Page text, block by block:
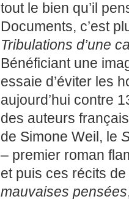
Bénéficiant une
essaie d’éviter les
aujourd’hui contre
des auteurs
de Simone Weil, le
– premier roman
et puis ces récits
mauvaises pensées
vont droit au cœur,
etc. Y a-t-il une
Pas de livre